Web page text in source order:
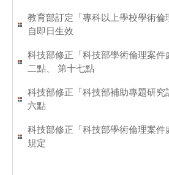
教育部訂定「專科以上學校學術倫
自即日生效
科技部修正「科技部學術倫理案
二點、 第十七點
科技部修正「科技部補助專題研
六點
科技部修正「科技部學術倫理案件
規定